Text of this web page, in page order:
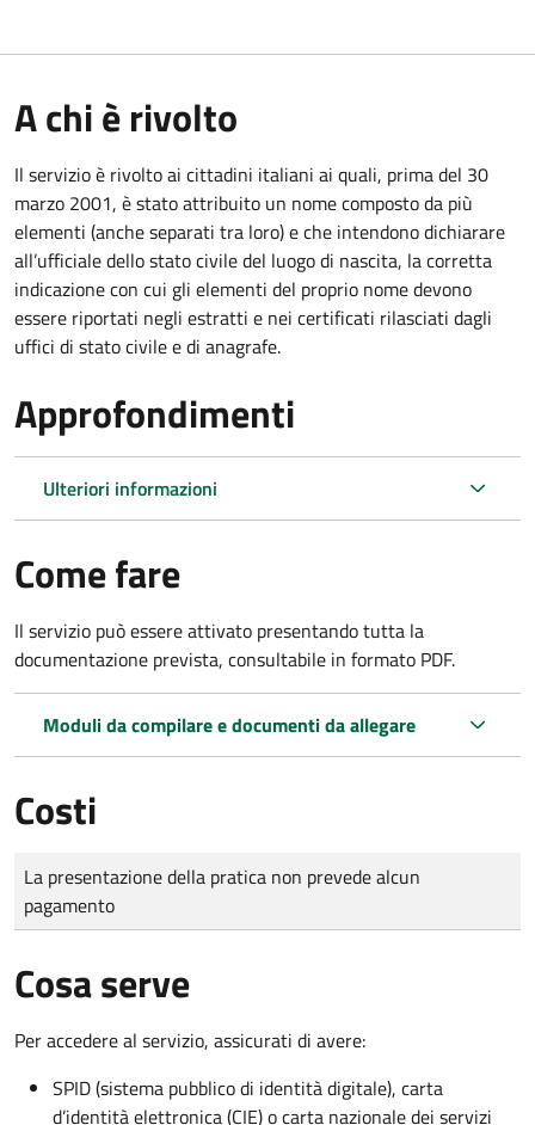
A chi è rivolto
Il servizio è rivolto ai cittadini italiani ai quali, prima del 30
marzo 2001, è stato attribuito un nome composto da più
elementi (anche separati tra loro) e che intendono dichiarare
all’ufficiale dello stato civile del luogo di nascita, la corretta
indicazione con cui gli elementi del proprio nome devono
essere riportati negli estratti e nei certificati rilasciati dagli
uffici di stato civile e di anagrafe.
Approfondimenti
Ulteriori informazioni
Come fare
Il servizio può essere attivato presentando tutta la
documentazione prevista, consultabile in formato PDF.
Moduli da compilare e documenti da allegare
Costi
Tipo di pagamento
Importo
La presentazione della pratica non prevede alcun
pagamento
Cosa serve
Per accedere al servizio, assicurati di avere:
SPID (sistema pubblico di identità digitale), carta
d’identità elettronica (CIE) o carta nazionale dei servizi